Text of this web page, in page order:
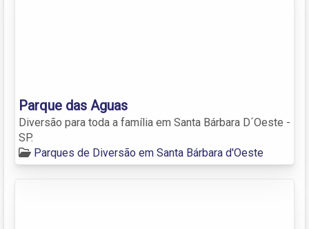
Parque das Aguas
Diversão para toda a família em Santa Bárbara D´Oeste -
SP.
Parques de Diversão em Santa Bárbara d'Oeste